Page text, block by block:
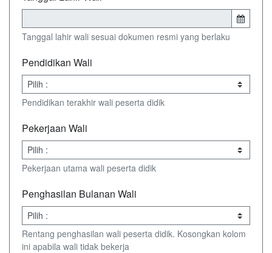
Tanggal lahir wali sesuai dokumen resmi yang berlaku
Pendidikan Wali
Pendidikan terakhir wali peserta didik
Pekerjaan Wali
Pekerjaan utama wali peserta didik
Penghasilan Bulanan Wali
Rentang penghasilan wali peserta didik. Kosongkan kolom
ini apabila wali tidak bekerja